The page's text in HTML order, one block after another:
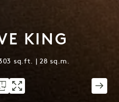
KING
sq.ft. | 28 sq.m.